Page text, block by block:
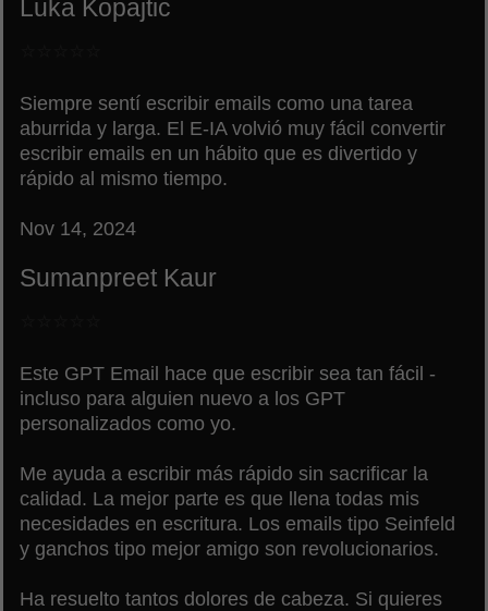
Luka Kopajtic
Siempre sentí escribir emails como una tarea
aburrida y larga. El E-IA volvió muy fácil convertir
escribir emails en un hábito que es divertido y
rápido al mismo tiempo.
Nov 14, 2024
Sumanpreet Kaur
Este GPT Email hace que escribir sea tan fácil -
incluso para alguien nuevo a los GPT
personalizados como yo.
Me ayuda a escribir más rápido sin sacrificar la
calidad. La mejor parte es que llena todas mis
necesidades en escritura. Los emails tipo Seinfeld
y ganchos tipo mejor amigo son revolucionarios.
Ha resuelto tantos dolores de cabeza. Si quieres